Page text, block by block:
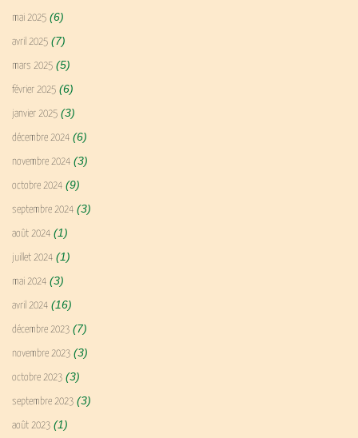
mai 2025 (6)
avril 2025 (7)
mars 2025 (5)
février 2025 (6)
janvier 2025 (3)
décembre 2024 (6)
novembre 2024 (3)
octobre 2024 (9)
septembre 2024 (3)
août 2024 (1)
juillet 2024 (1)
mai 2024 (3)
avril 2024 (16)
décembre 2023 (7)
novembre 2023 (3)
octobre 2023 (3)
septembre 2023 (3)
août 2023 (1)